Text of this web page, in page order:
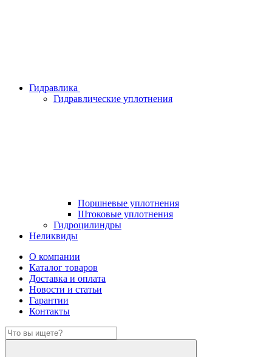
Гидравлика
Гидравлические уплотнения
Поршневые уплотнения
Штоковые уплотнения
Гидроцилиндры
Неликвиды
О компании
Каталог товаров
Доставка и оплата
Новости и статьи
Гарантии
Контакты